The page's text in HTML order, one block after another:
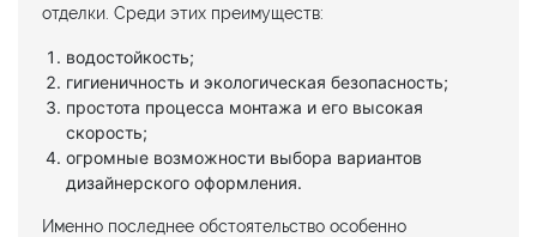
отделки. Среди этих преимуществ:
водостойкость;
гигиеничность и экологическая безопасность;
простота процесса монтажа и его высокая
скорость;
огромные возможности выбора вариантов
дизайнерского оформления.
Именно последнее обстоятельство особенно